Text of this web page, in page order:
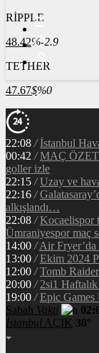
RİPPLE
48.42%-2.9
TETHER
47.67$%0
22:08 / İstanbul
00:42 / MAÇ
goller izle
22:15 / Uzay ve
22:16 /
alkışlandı…
22:08 / Kocaelispor
Ümraniyespor maç
14:00 / Air
13:00 / Ekim 2024
12:00 / Tomb
20:00 / 2si1
19:00 / Epic Games
Sabah Vakti
İstanbul AÇIK 30°